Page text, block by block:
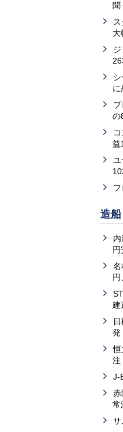
聞
大
に
の
益
ユ
造船
円
名
円
建
発
恒
注
J-
赤
常
サ